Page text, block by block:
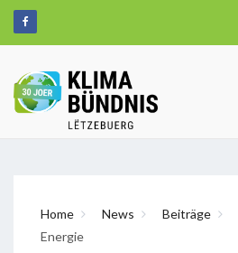
Home News Beiträge
Energie